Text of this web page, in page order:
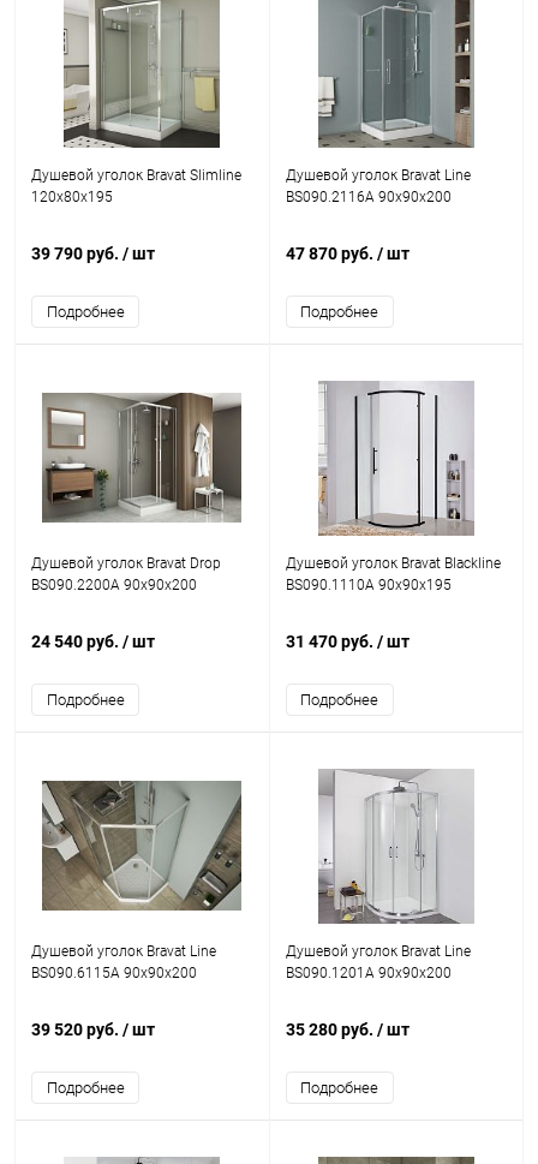
Душевой уголок Bravat Slimline
120х80х195
39 790 руб. / шт
Подробнее
Душевой уголок Bravat Line
BS090.2116A 90х90х200
47 870 руб. / шт
Подробнее
Душевой уголок Bravat Drop
BS090.2200A 90х90х200
24 540 руб. / шт
Подробнее
Душевой уголок Bravat Blackline
BS090.1110A 90х90х195
31 470 руб. / шт
Подробнее
Душевой уголок Bravat Line
BS090.6115A 90х90х200
39 520 руб. / шт
Подробнее
Душевой уголок Bravat Line
BS090.1201A 90x90x200
35 280 руб. / шт
Подробнее